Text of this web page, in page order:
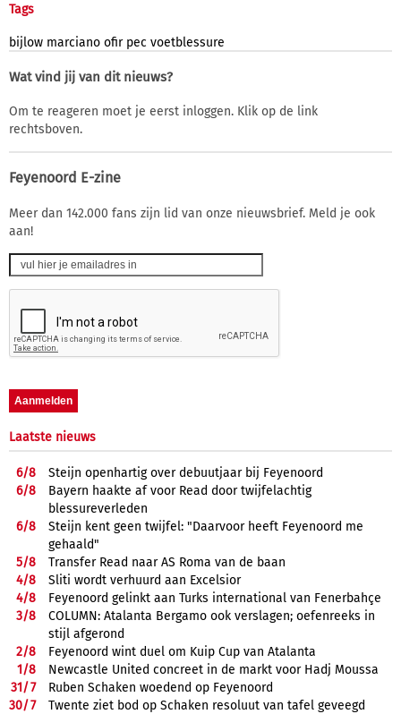
Tags
bijlow marciano ofir pec voetblessure
Wat vind jij van dit nieuws?
Om te reageren moet je eerst inloggen. Klik op de link
rechtsboven.
Feyenoord E-zine
Meer dan 142.000 fans zijn lid van onze nieuwsbrief. Meld je ook
aan!
Laatste nieuws
6/8
Steijn openhartig over debuutjaar bij Feyenoord
6/8
Bayern haakte af voor Read door twijfelachtig
blessureverleden
6/8
Steijn kent geen twijfel: "Daarvoor heeft Feyenoord me
gehaald"
5/8
Transfer Read naar AS Roma van de baan
4/8
Sliti wordt verhuurd aan Excelsior
4/8
Feyenoord gelinkt aan Turks international van Fenerbahçe
3/8
COLUMN: Atalanta Bergamo ook verslagen; oefenreeks in
stijl afgerond
2/8
Feyenoord wint duel om Kuip Cup van Atalanta
1/8
Newcastle United concreet in de markt voor Hadj Moussa
31/7
Ruben Schaken woedend op Feyenoord
30/7
Twente ziet bod op Schaken resoluut van tafel geveegd